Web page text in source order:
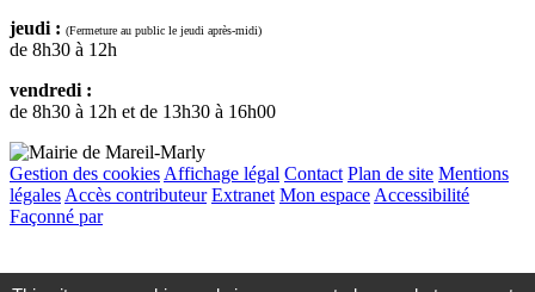
jeudi : (Fermeture au public le jeudi après-midi)
de 8h30 à 12h
vendredi :
de 8h30 à 12h et de 13h30 à 16h00
Gestion des cookies Affichage légal Contact Plan de site Mentions
légales Accès contributeur Extranet Mon espace Accessibilité
Façonné par
haut